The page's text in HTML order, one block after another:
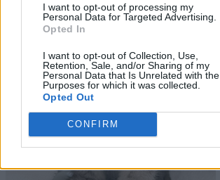
I want to opt-out of processing my
Personal Data for Targeted Advertising.
Opted In
I want to opt-out of Collection, Use,
Retention, Sale, and/or Sharing of my
Personal Data that Is Unrelated with the
Purposes for which it was collected.
Opted Out
CONFIRM